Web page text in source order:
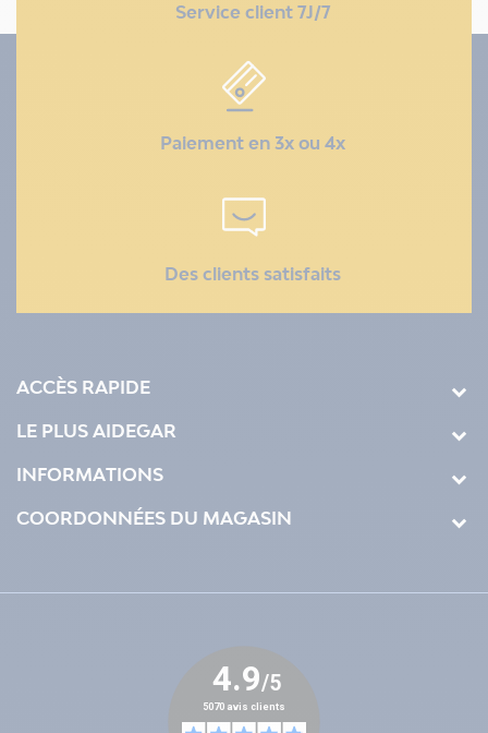
Service client 7J/7
Paiement en 3x ou 4x
Des clients satisfaits
ACCÈS RAPIDE
LE PLUS AIDEGAR
INFORMATIONS
COORDONNÉES DU MAGASIN